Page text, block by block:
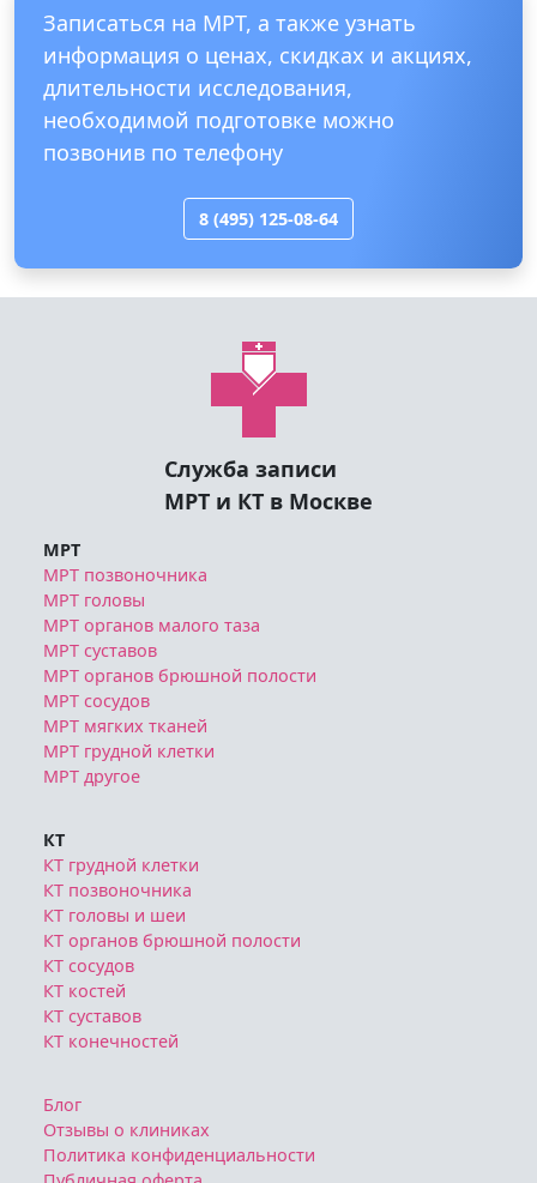
информация о ценах, скидках и акциях,
длительности исследования,
необходимой подготовке можно
позвонив по телефону
8 (495) 125-08-64
Служба записи
МРТ и КТ в Москве
МРТ позвоночника
МРТ головы
МРТ органов малого таза
МРТ суставов
МРТ органов брюшной полости
МРТ сосудов
МРТ мягких тканей
МРТ грудной клетки
МРТ другое
КТ грудной клетки
КТ позвоночника
КТ головы и шеи
КТ органов брюшной полости
КТ сосудов
КТ костей
КТ суставов
КТ конечностей
Отзывы о клиниках
Политика конфиденциальности
Публичная оферта